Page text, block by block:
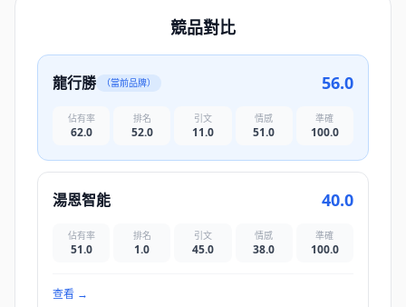
競品對比
龍行勝 （當前品牌） 56.0
佔有率
62.0
排名
52.0
引文
11.0
情感
51.0
準確
100.0
湯恩智能 40.0
佔有率
51.0
排名
1.0
引文
45.0
情感
38.0
準確
100.0
查看 →